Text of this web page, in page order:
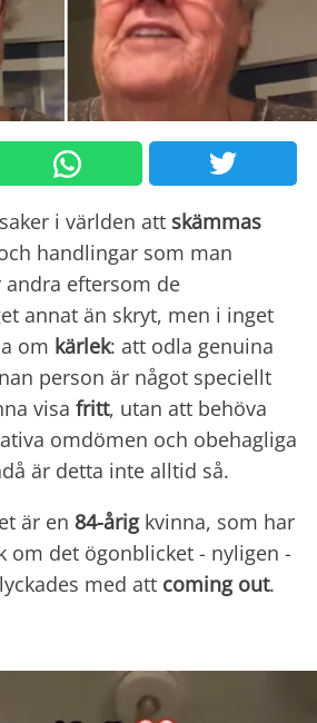
i världen att skämmas
handlingar som man
eftersom de
annat än skryt, men i inget
om kärlek: att odla genuina
person är något speciellt
visa fritt, utan att behöva
omdömen och obehagliga
är detta inte alltid så.
är en 84-årigkvinna, som har
om det ögonblicket - nyligen -
med att coming out.